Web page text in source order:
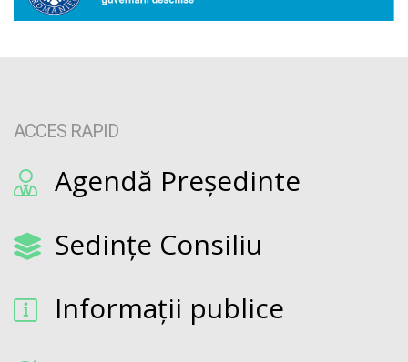
ACCES RAPID
Agendă Președinte
Sedințe Consiliu
Informații publice